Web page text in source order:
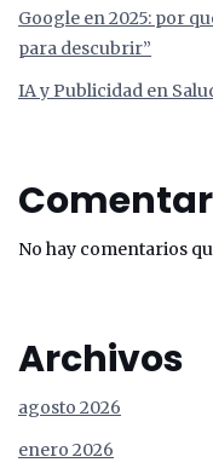
Google en 2025: por
para descubrir”
IA y Publicidad en
No hay comentarios
Archivos
agosto 2026
enero 2026